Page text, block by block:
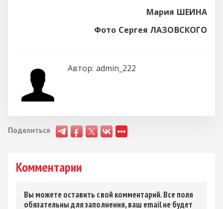
Мария ШЕИНА
Фото Сергея ЛАЗОВСКОГО
Автор: admin_222
Поделиться
Комментарии
Вы можете оставить свой комментарий. Все поля
обязательны для заполнения, ваш email не будет